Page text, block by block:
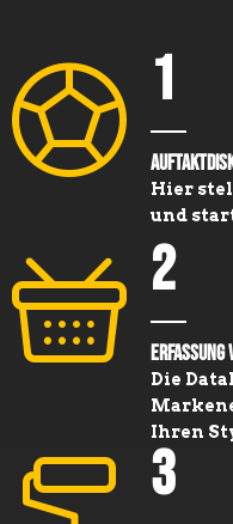
1
Hier
und
2
Erfassung
Die
Ihren
3